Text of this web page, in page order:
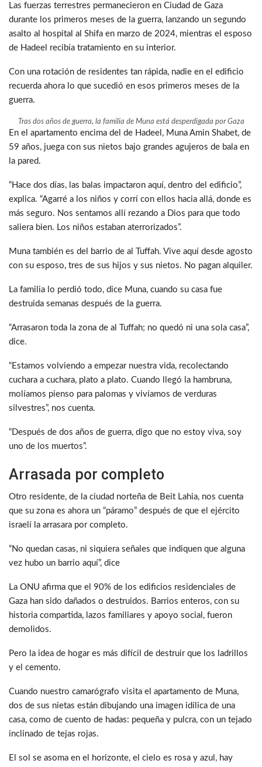
Las fuerzas terrestres permanecieron en Ciudad de Gaza
durante los primeros meses de la guerra, lanzando un segundo
asalto al hospital al Shifa en marzo de 2024, mientras el esposo
de Hadeel recibía tratamiento en su interior.
Con una rotación de residentes tan rápida, nadie en el edificio
recuerda ahora lo que sucedió en esos primeros meses de la
guerra.
Tras dos años de guerra, la familia de Muna está desperdigada por Gaza
En el apartamento encima del de Hadeel, Muna Amin Shabet, de
59 años, juega con sus nietos bajo grandes agujeros de bala en
la pared.
“Hace dos días, las balas impactaron aquí, dentro del edificio”,
explica. “Agarré a los niños y corrí con ellos hacia allá, donde es
más seguro. Nos sentamos allí rezando a Dios para que todo
saliera bien. Los niños estaban aterrorizados”.
Muna también es del barrio de al Tuffah. Vive aquí desde agosto
con su esposo, tres de sus hijos y sus nietos. No pagan alquiler.
La familia lo perdió todo, dice Muna, cuando su casa fue
destruida semanas después de la guerra.
“Arrasaron toda la zona de al Tuffah; no quedó ni una sola casa”,
dice.
“Estamos volviendo a empezar nuestra vida, recolectando
cuchara a cuchara, plato a plato. Cuando llegó la hambruna,
molíamos pienso para palomas y vivíamos de verduras
silvestres”, nos cuenta.
“Después de dos años de guerra, digo que no estoy viva, soy
uno de los muertos”.
Arrasada por completo
Otro residente, de la ciudad norteña de Beit Lahia, nos cuenta
que su zona es ahora un “páramo” después de que el ejército
israelí la arrasara por completo.
“No quedan casas, ni siquiera señales que indiquen que alguna
vez hubo un barrio aquí”, dice
La ONU afirma que el 90% de los edificios residenciales de
Gaza han sido dañados o destruidos. Barrios enteros, con su
historia compartida, lazos familiares y apoyo social, fueron
demolidos.
Pero la idea de hogar es más difícil de destruir que los ladrillos
y el cemento.
Cuando nuestro camarógrafo visita el apartamento de Muna,
dos de sus nietas están dibujando una imagen idílica de una
casa, como de cuento de hadas: pequeña y pulcra, con un tejado
inclinado de tejas rojas.
El sol se asoma en el horizonte, el cielo es rosa y azul, hay